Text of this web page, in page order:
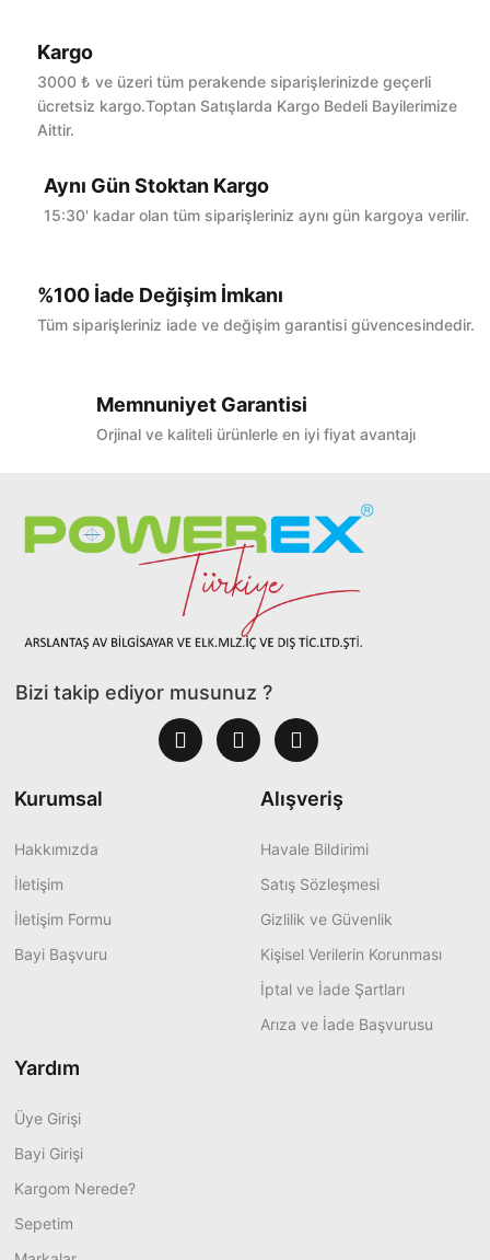
Bu ürüne ilk yorumu siz yapın!
Kargo
3000 ₺ ve üzeri tüm perakende siparişlerinizde geçerli
ücretsiz kargo.Toptan Satışlarda Kargo Bedeli Bayilerimize
Aittir.
Aynı Gün Stoktan Kargo
15:30' kadar olan tüm siparişleriniz aynı gün kargoya verilir.
%100 İade Değişim İmkanı
Tüm siparişleriniz iade ve değişim garantisi güvencesindedir.
Memnuniyet Garantisi
Orjinal ve kaliteli ürünlerle en iyi fiyat avantajı
Bizi takip ediyor musunuz ?
Kurumsal
Hakkımızda
İletişim
İletişim Formu
Bayi Başvuru
Alışveriş
Havale Bildirimi
Satış Sözleşmesi
Gizlilik ve Güvenlik
Kişisel Verilerin Korunması
İptal ve İade Şartları
Arıza ve İade Başvurusu
Yardım
Üye Girişi
Bayi Girişi
Kargom Nerede?
Sepetim